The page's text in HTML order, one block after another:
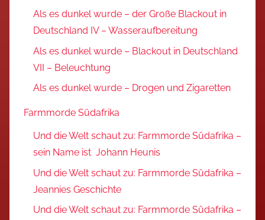
Als es dunkel wurde – der Große Blackout in
Deutschland IV – Wasseraufbereitung
Als es dunkel wurde – Blackout in Deutschland
VII – Beleuchtung
Als es dunkel wurde – Drogen und Zigaretten
Farmmorde Südafrika
Und die Welt schaut zu: Farmmorde Südafrika –
sein Name ist Johann Heunis
Und die Welt schaut zu: Farmmorde Südafrika –
Jeannies Geschichte
Und die Welt schaut zu: Farmmorde Südafrika –